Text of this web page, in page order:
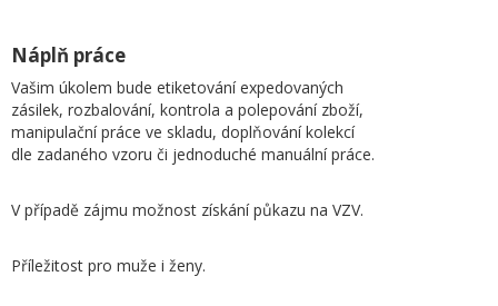
Náplň práce
Vašim úkolem bude etiketování expedovaných
zásilek, rozbalování, kontrola a polepování zboží,
manipulační práce ve skladu, doplňování kolekcí
dle zadaného vzoru či jednoduché manuální práce.
V případě zájmu možnost získání půkazu na VZV.
Příležitost pro muže i ženy.